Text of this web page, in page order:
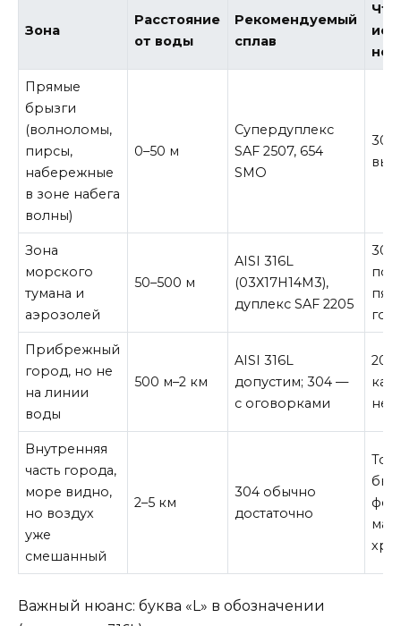
Зона
Расстояние
от воды
Рекомендуемый
сплав
Что
Прямые
брызги
(волноломы,
пирсы,
набережные
в зоне набега
волны)
0–50 м
Супердуплекс
SAF 2507, 654
SMO
Зона
морского
тумана и
аэрозолей
50–500 м
AISI 316L
(03Х17Н14М3),
дуплекс SAF 2205
Прибрежный
город, но не
на линии
воды
500 м–2 км
AISI 316L
допустим; 304 —
с оговорками
нет
Внутренняя
часть города,
море видно,
но воздух
уже
смешанный
2–5 км
304 обычно
достаточно
Важный нюанс: буква «L» в обозначении